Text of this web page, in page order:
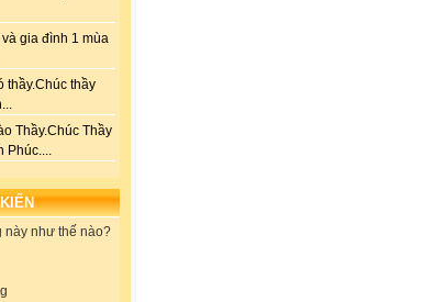
gia đình 1 mùa
thầy.Chúc thầy
Thầy.Chúc Thầy
Phúc....
này như thế nào?